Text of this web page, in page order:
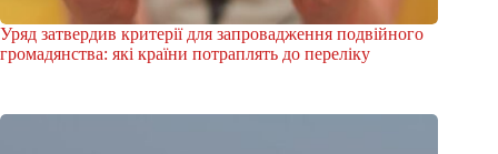
Уряд затвердив критерії для запровадження подвійного
громадянства: які країни потраплять до переліку